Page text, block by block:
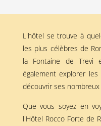
L'hôtel se trouve à
les plus célèbres de
la Fontaine de Trevi
également explorer
découvrir ses
Que vous soyez en
l'Hôtel Rocco Forte de